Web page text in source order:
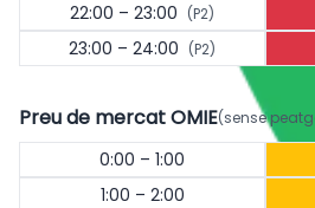
22:00 – 23:00 (P2)
23:00 – 24:00 (P2)
Preu de mercat OMIE(sense
0:00 – 1:00
1:00 – 2:00